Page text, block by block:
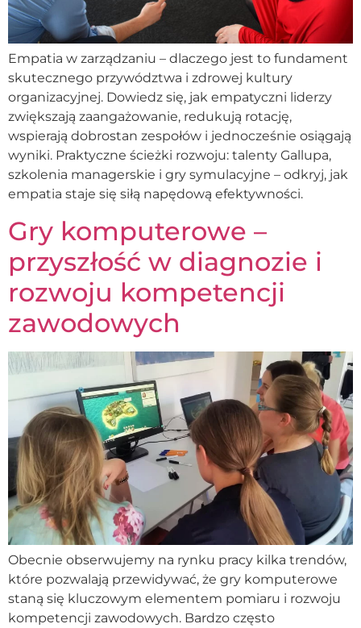
Empatia w zarządzaniu – dlaczego jest to fundament
skutecznego przywództwa i zdrowej kultury
organizacyjnej. Dowiedz się, jak empatyczni liderzy
zwiększają zaangażowanie, redukują rotację,
wspierają dobrostan zespołów i jednocześnie osiągają
wyniki. Praktyczne ścieżki rozwoju: talenty Gallupa,
szkolenia managerskie i gry symulacyjne – odkryj, jak
empatia staje się siłą napędową efektywności.
Gry komputerowe –
przyszłość w diagnozie i
rozwoju kompetencji
zawodowych
Obecnie obserwujemy na rynku pracy kilka trendów,
które pozwalają przewidywać, że gry komputerowe
staną się kluczowym elementem pomiaru i rozwoju
kompetencji zawodowych. Bardzo często